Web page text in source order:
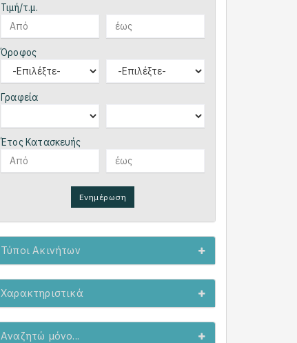
Τιμή/τ.μ.
Όροφος
Γραφεία
Έτος Κατασκευής
Ενημέρωση
Τύποι Ακινήτων
Χαρακτηριστικά
Αναζητώ μόνο...